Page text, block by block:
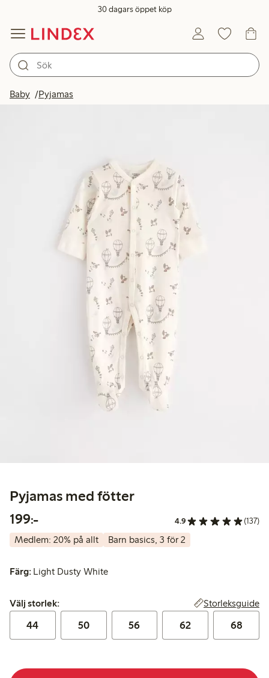
30 dagars öppet köp
Baby Pyjamas
Pyjamas med fötter
199:-199,00 kr 4.9 (137)
Medlem: 20% på allt Barn basics, 3 för 2
Färg: Light Dusty White
Välj storlek:
Välj storlek: Storleksguide
44 50 56 62 68